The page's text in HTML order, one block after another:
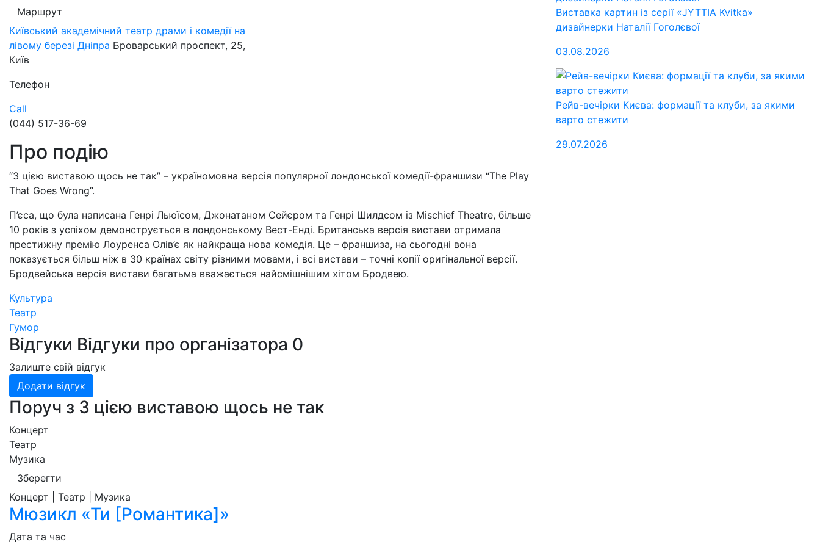
Маршрут
Київський академічний театр драми і комедії на
лівому березі Дніпра Броварський проспект, 25,
Київ
Телефон
Call
(044) 517-36-69
Про подію
“З цією виставою щось не так” – україномовна версія популярної лондонської комедії-франшизи “The Play
That Goes Wrong”.
П’єса, що була написана Генрі Льюїсом, Джонатаном Сейєром та Генрі Шилдсом із Mischief Theatre, більше
10 років з успіхом демонструється в лондонському Вест-Енді. Британська версія вистави отримала
престижну премію Лоуренса Олів’є як найкраща нова комедія. Це – франшиза, на сьогодні вона
показується більш ніж в 30 країнах світу різними мовами, і всі вистави – точні копії оригінальної версії.
Бродвейська версія вистави багатьма вважається найсмішнішим хітом Бродвею.
Культура
Театр
Гумор
Відгуки Відгуки про організатора 0
Залиште свій відгук
Додати відгук
Поруч з З цією виставою щось не так
Концерт
Театр
Музика
Зберегти
Концерт | Театр | Музика
Мюзикл «Ти [Романтика]»
Дата та час
Виставка картин із серії «JYTTIA Kvitka»
дизайнерки Наталії Гоголєвої
03.08.2026
Рейв-вечірки Києва: формації та клуби, за якими
варто стежити
29.07.2026